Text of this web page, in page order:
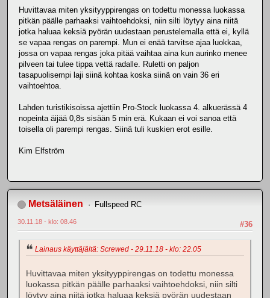
Huvittavaa miten yksityyppirengas on todettu monessa luokassa
pitkän päälle parhaaksi vaihtoehdoksi, niin silti löytyy aina niitä
jotka haluaa keksiä pyörän uudestaan perustelemalla että ei, kyllä
se vapaa rengas on parempi. Mun ei enää tarvitse ajaa luokkaa,
jossa on vapaa rengas joka pitää vaihtaa aina kun aurinko menee
pilveen tai tulee tippa vettä radalle. Ruletti on paljon
tasapuolisempi laji siinä kohtaa koska siinä on vain 36 eri
vaihtoehtoa.
Lahden turistikisoissa ajettiin Pro-Stock luokassa 4. alkuerässä 4
nopeinta äijää 0,8s sisään 5 min erä. Kukaan ei voi sanoa että
toisella oli parempi rengas. Siinä tuli kuskien erot esille.
Kim Elfström
Metsäläinen Fullspeed RC
#36
30.11.18 - klo: 08.46
Lainaus käyttäjältä: Screwed - 29.11.18 - klo: 22.05
Huvittavaa miten yksityyppirengas on todettu monessa
luokassa pitkän päälle parhaaksi vaihtoehdoksi, niin silti
löytyy aina niitä jotka haluaa keksiä pyörän uudestaan